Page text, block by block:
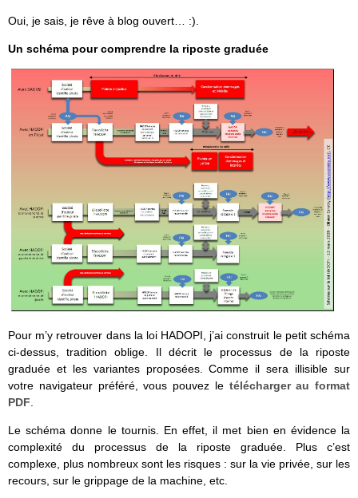
Oui, je sais, je rêve à blog ouvert… :).
Un schéma pour comprendre la riposte graduée
Pour m’y retrouver dans la loi HADOPI, j’ai construit le petit schéma
ci-dessus, tradition oblige. Il décrit le processus de la riposte
graduée et les variantes proposées. Comme il sera illisible sur
votre navigateur préféré, vous pouvez le télécharger au format
PDF
Le schéma donne le tournis. En effet, il met bien en évidence la
complexité du processus de la riposte graduée. Plus c’est
complexe, plus nombreux sont les risques : sur la vie privée, sur les
recours, sur le grippage de la machine, etc.